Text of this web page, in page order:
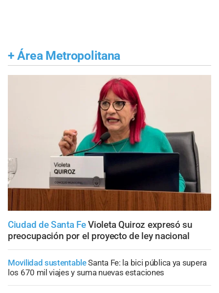
+ Área Metropolitana
Ciudad de Santa Fe Violeta Quiroz expresó su
preocupación por el proyecto de ley nacional
Movilidad sustentableSanta Fe: la bici pública ya supera
los 670 mil viajes y suma nuevas estaciones